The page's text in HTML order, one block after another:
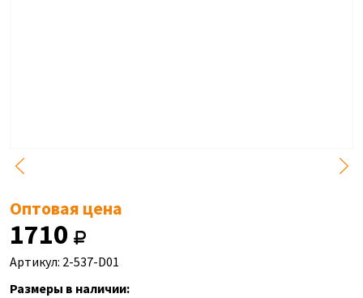
Оптовая цена
1710
Артикул: 2-537-D01
Размеры в наличии: